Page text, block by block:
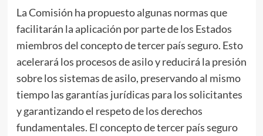
La Comisión ha propuesto algunas normas que
facilitarán la aplicación por parte de los Estados
miembros del concepto de tercer país seguro. Esto
acelerará los procesos de asilo y reducirá la presión
sobre los sistemas de asilo, preservando al mismo
tiempo las garantías jurídicas para los solicitantes
y garantizando el respeto de los derechos
fundamentales. El concepto de tercer país seguro